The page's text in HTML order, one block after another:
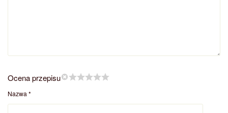
Ocena przepisu
Nazwa *